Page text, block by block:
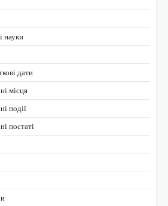
науки
дати
місця
події
постаті